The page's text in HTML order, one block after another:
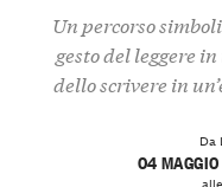
Un percorso
gesto del leggere
dello scrivere in
Da
04